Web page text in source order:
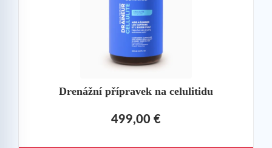
Drenážní přípravek na celulitidu
499,00 €